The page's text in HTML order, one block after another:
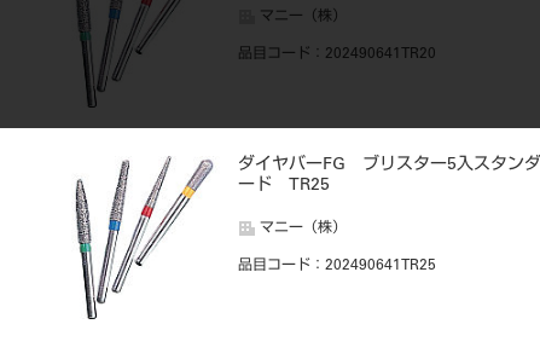
マニー（株）
品目コード ：202490641TR20
ダイヤバーFG ブリスター5入スタンダ
ード TR25
マニー（株）
品目コード ：202490641TR25